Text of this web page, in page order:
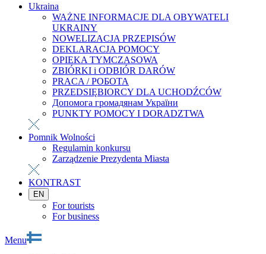
Ukraina
WAŻNE INFORMACJE DLA OBYWATELI
UKRAINY
NOWELIZACJA PRZEPISÓW
DEKLARACJA POMOCY
OPIEKA TYMCZASOWA
ZBIÓRKI i ODBIÓR DARÓW
PRACA / РОБОТА
PRZEDSIĘBIORCY DLA UCHODŹCÓW
Допомога громадянам України
PUNKTY POMOCY I DORADZTWA
Pomnik Wolności
Regulamin konkursu
Zarządzenie Prezydenta Miasta
KONTRAST
EN
For tourists
For business
Menu